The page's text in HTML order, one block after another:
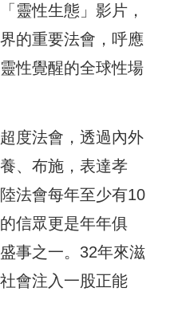
靈性生態」影片，
的重要法會，呼應
性覺醒的全球性場
度法會，透過內外
、布施，表達孝
法會每年至少有10
信眾更是年年俱
事之一。32年來滋
會注入一股正能